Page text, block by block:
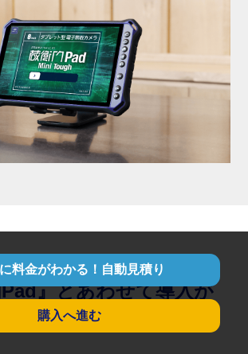
』とあわせて導入が
おすすめです
料金がわかる！自動見積り
購入へ進む